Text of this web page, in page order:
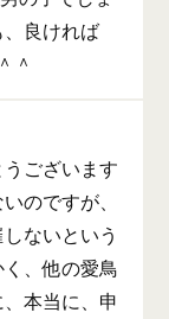
良ければ
＾
ございます
のですが、
ないという
、他の愛鳥
本当に、申